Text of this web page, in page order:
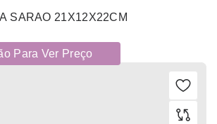
SARAO 21X12X22CM
Para Ver Preço